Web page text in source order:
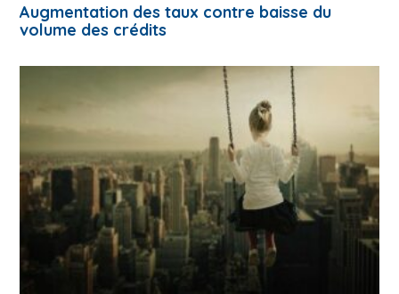
Augmentation des taux contre baisse du
volume des crédits